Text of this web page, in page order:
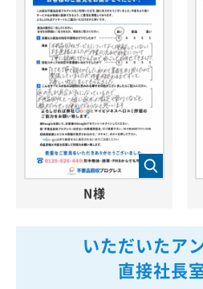
いただいたア
直接社長
N様